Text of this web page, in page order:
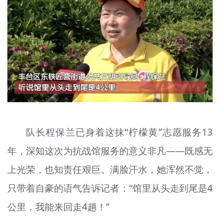
队长程保兰已身着这抹“柠檬黄”志愿服务13
年，深知这次为抗战馆服务的意义非凡——既感无
上光荣，也知责任艰巨。满脸汗水，她浑然不觉，
只带着自豪的语气告诉记者：“馆里从头走到尾是4
公里，我能来回走4趟！”